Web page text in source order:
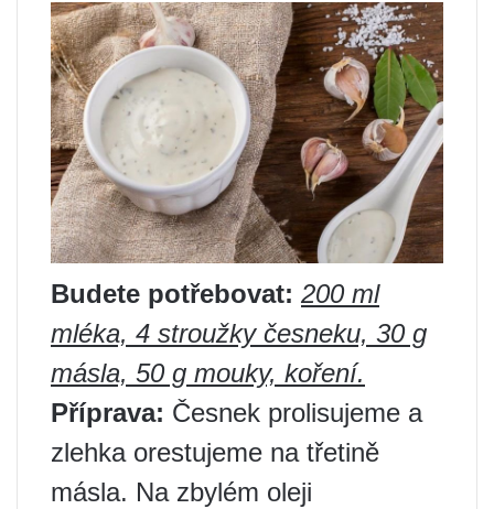
Budete potřebovat: 200 ml
mléka, 4 stroužky česneku, 30 g
másla, 50 g mouky, koření.
Příprava: Česnek prolisujeme a
zlehka orestujeme na třetině
másla. Na zbylém oleji